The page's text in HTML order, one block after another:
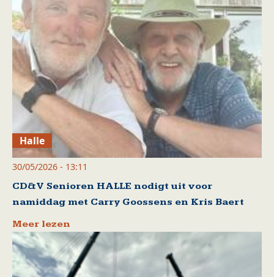
Halle
30/05/2026 - 13:11
CD&V Senioren HALLE nodigt uit voor
namiddag met Carry Goossens en Kris Baert
Meer lezen